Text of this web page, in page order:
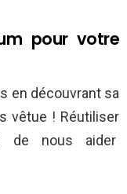
pour votre
en découvrant sa
vêtue ! Réutiliser
de nous aider